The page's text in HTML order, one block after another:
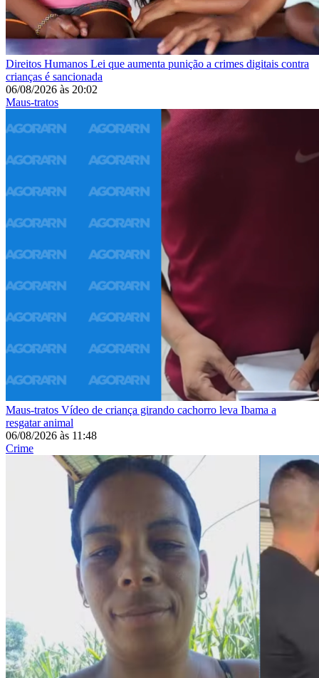
Direitos Humanos Lei que aumenta punição a crimes digitais contra
crianças é sancionada
06/08/2026 às 20:02
Maus-tratos
Maus-tratos Vídeo de criança girando cachorro leva Ibama a
resgatar animal
06/08/2026 às 11:48
Crime